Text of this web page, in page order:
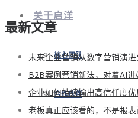
关于启洋
核心团队
合作伙伴
最新文章
未来企业营销从数字营销演
B2B案例营销新法，对着AI
企业如何持续输出高信任度
老板真正应该看的，不是报